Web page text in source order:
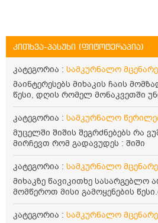
კითხვა-პასუხი (ფიტოტერაპია)
კატეგორია : სამკურნალო
მაინტერესებს მიხაკის ჩაის
წესი, დღის რომელ მონაკვეთში
არის სასარგებლო და უკუჩვენება
კატეგორია : სამკურნალო
მუცელში შიშის შეგრძნებებს რა
მირჩევთ რომ გადავუდეს : შიში
კატეგორია : სამკურნალო
მიხაკზე წავიკითხე სასარგებლო
მომწეროთ მისი გამოყენების
მიხაკის ჩაი. ასევე მაინტერესებს
ოდნავ დაბალი და წავიკითხე
კატეგორია : სამკურნალო